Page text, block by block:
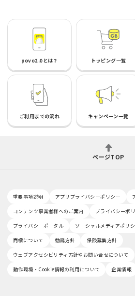
povo2.0とは？ トッピング一覧
ご利用までの流れ キャンペーン一覧
ページTOP
重要事項説明 アプリプライバシーポリシー
コンテンツ事業者様へのご案内
プライバシーポ
プライバシーポータル
ソーシャルメディアポリ
商標について
勧誘方針
保険募集方針
ウェブアクセシビリティ方針やお問い合せについて
動作環境・Cookie情報の利用について
企業情報